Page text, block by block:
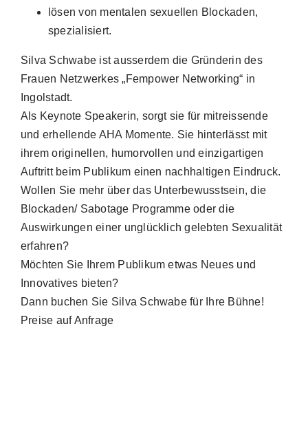
lösen von mentalen sexuellen Blockaden,
spezialisiert.
Silva Schwabe ist ausserdem die Gründerin des
Frauen Netzwerkes „Fempower Networking“ in
Ingolstadt.
Als Keynote Speakerin, sorgt sie für mitreissende
und erhellende AHA Momente. Sie hinterlässt mit
ihrem originellen, humorvollen und einzigartigen
Auftritt beim Publikum einen nachhaltigen Eindruck.
Wollen Sie mehr über das Unterbewusstsein, die
Blockaden/ Sabotage Programme oder die
Auswirkungen einer unglücklich gelebten Sexualität
erfahren?
Möchten Sie Ihrem Publikum etwas Neues und
Innovatives bieten?
Dann buchen Sie Silva Schwabe für Ihre Bühne!
Preise auf Anfrage